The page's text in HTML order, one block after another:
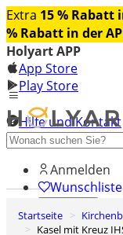
Extra 15 % Rabatt
% Rabatt in der
Holyart APP
App Store
Play Store
Hilfe und Kontakt
Entdecken Sie
Anmelden
Wunschliste
0
Warenkorb
Startseite
Kasel mit Kreuz